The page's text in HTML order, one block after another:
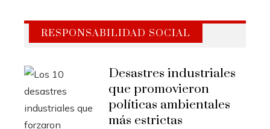
RESPONSABILIDAD SOCIAL
Desastres industriales
que promovieron
políticas ambientales
más estrictas